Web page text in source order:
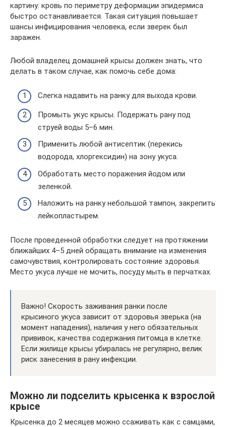
картину: кровь по периметру деформации эпидермиса
быстро останавливается. Такая ситуация повышает
шансы инфицирования человека, если зверек был
заражен.
Любой владелец домашней крысы должен знать, что
делать в таком случае, как помочь себе дома:
Слегка надавить на ранку для выхода крови.
Промыть укус крысы. Подержать рану под
струей воды 5–6 мин.
Применить любой антисептик (перекись
водорода, хлоргексидин) на зону укуса.
Обработать место поражения йодом или
зеленкой.
Наложить на ранку небольшой тампон, закрепить
лейкопластырем.
После проведенной обработки следует на протяжении
ближайших 4–5 дней обращать внимание на изменения
самочувствия, контролировать состояние здоровья.
Место укуса лучше не мочить, посуду мыть в перчатках.
Важно! Скорость заживания ранки после
крысиного укуса зависит от здоровья зверька (на
момент нападения), наличия у него обязательных
прививок, качества содержания питомца в клетке.
Если жилище крысы убиралась не регулярно, велик
риск занесения в рану инфекции.
Можно ли подселить крысенка к взрослой
крысе
Крысенка до 2 месяцев можно ссаживать как с самцами,